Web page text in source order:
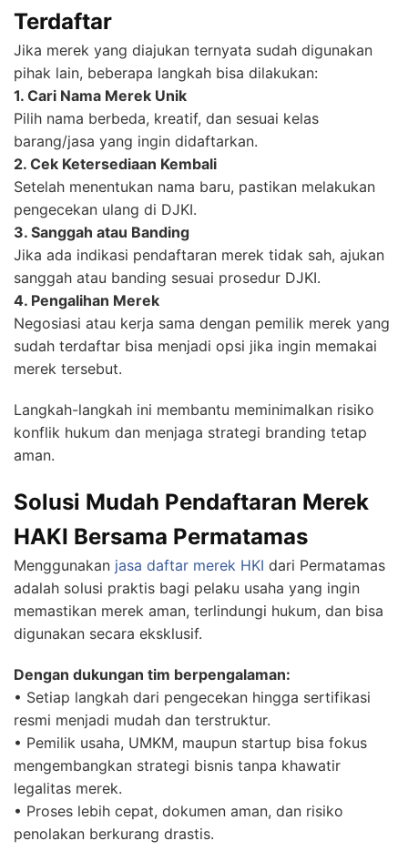
Terdaftar
Jika merek yang diajukan ternyata sudah digunakan
pihak lain, beberapa langkah bisa dilakukan:
1. Cari Nama Merek Unik
Pilih nama berbeda, kreatif, dan sesuai kelas
barang/jasa yang ingin didaftarkan.
2. Cek Ketersediaan Kembali
Setelah menentukan nama baru, pastikan melakukan
pengecekan ulang di DJKI.
3. Sanggah atau Banding
Jika ada indikasi pendaftaran merek tidak sah, ajukan
sanggah atau banding sesuai prosedur DJKI.
4. Pengalihan Merek
Negosiasi atau kerja sama dengan pemilik merek yang
sudah terdaftar bisa menjadi opsi jika ingin memakai
merek tersebut.
Langkah-langkah ini membantu meminimalkan risiko
konflik hukum dan menjaga strategi branding tetap
aman.
Solusi Mudah Pendaftaran Merek
HAKI Bersama Permatamas
Menggunakan jasa daftar merek HKI dari Permatamas
adalah solusi praktis bagi pelaku usaha yang ingin
memastikan merek aman, terlindungi hukum, dan bisa
digunakan secara eksklusif.
Dengan dukungan tim berpengalaman:
• Setiap langkah dari pengecekan hingga sertifikasi
resmi menjadi mudah dan terstruktur.
• Pemilik usaha, UMKM, maupun startup bisa fokus
mengembangkan strategi bisnis tanpa khawatir
legalitas merek.
• Proses lebih cepat, dokumen aman, dan risiko
penolakan berkurang drastis.